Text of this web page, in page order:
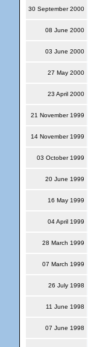
30 September 2000
08 June 2000
03 June 2000
27 May 2000
23 April 2000
21 November 1999
14 November 1999
03 October 1999
20 June 1999
16 May 1999
04 April 1999
28 March 1999
07 March 1999
26 July 1998
11 June 1998
07 June 1998